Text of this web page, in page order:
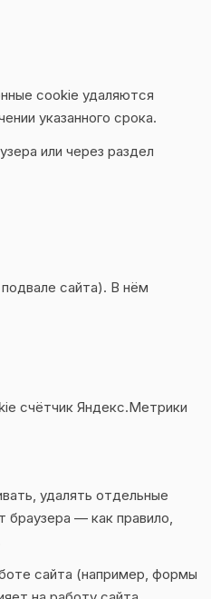
cookie удаляются
указанного срока.
или через раздел
сайта). В нём
счётчик Яндекс.Метрики
удалять отдельные
браузера — как правило,
сайта (например, формы